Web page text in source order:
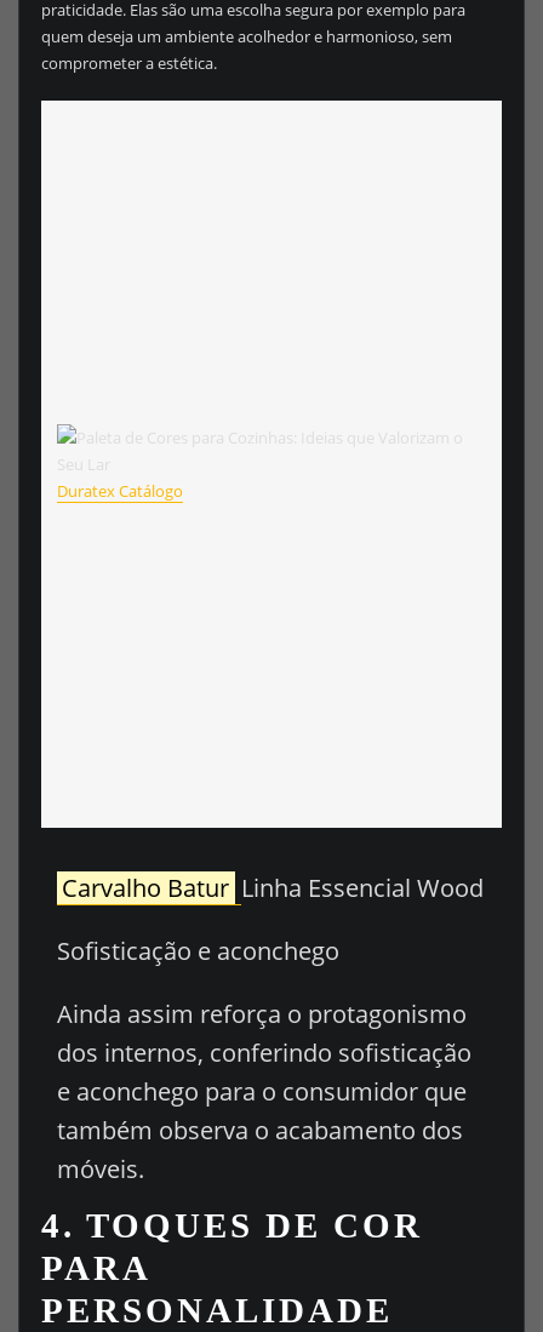
praticidade. Elas são uma escolha segura por exemplo para
quem deseja um ambiente acolhedor e harmonioso, sem
comprometer a estética.
Duratex Catálogo
Carvalho Batur Linha Essencial Wood
Sofisticação e aconchego
Ainda assim reforça o protagonismo
dos internos, conferindo sofisticação
e aconchego para o consumidor que
também observa o acabamento dos
móveis.
4. TOQUES DE COR
PARA
PERSONALIDADE